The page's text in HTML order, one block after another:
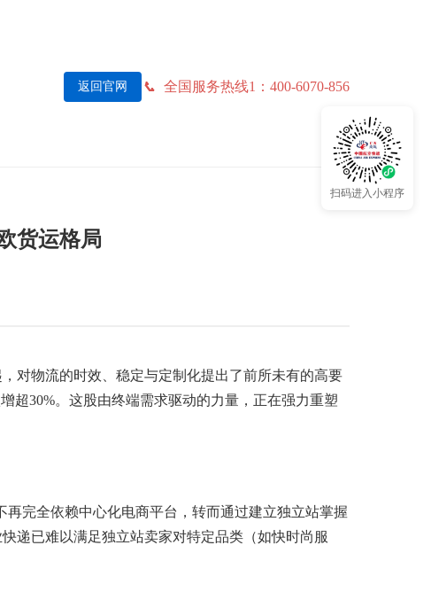
扫码进入小程序
返回官网 全国服务热线1：400-6070-856
货运格局
对物流的时效、稳定与定制化提出了前所未有的高要
超30%。这股由终端需求驱动的力量，正在强力重塑
完全依赖中心化电商平台，转而通过建立独立站掌握
递已难以满足独立站卖家对特定品类（如快时尚服